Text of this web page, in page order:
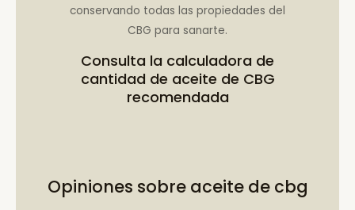
conservando todas las propiedades del
CBG para sanarte.
Consulta la calculadora de
cantidad de aceite de CBG
recomendada
Opiniones sobre aceite de cbg